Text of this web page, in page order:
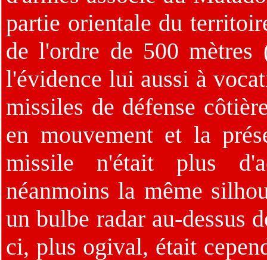
partie orientale du
de l'ordre de 500
l'évidence lui aussi à
missiles de défense
en mouvement et la
missile n'était plus
néanmoins la même
un bulbe radar au-dessus
ci, plus ogival, était